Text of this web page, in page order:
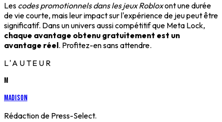
Les codes promotionnels dans les jeux Robloxont une durée
de vie courte, mais leur impact sur l'expérience de jeu peut être
significatif. Dans un univers aussi compétitif que Meta Lock,
chaque avantage obtenu gratuitement est un
avantage réel. Profitez-en sans attendre.
L'AUTEUR
M
Madison
Rédaction de Press-Select.